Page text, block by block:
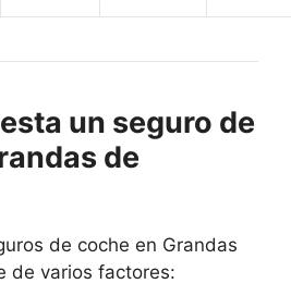
un seguro de
de
de coche en Grandas
de varios factores: